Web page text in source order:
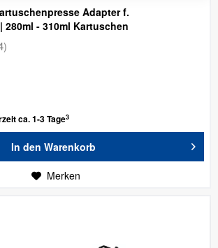
Adapter f.
- 310ml Kartuschen
)
ca. 1-3 Tage3
In den Warenkorb
Merken